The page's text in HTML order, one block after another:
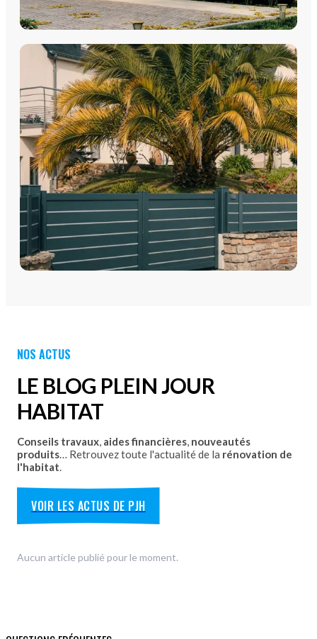
PORTES DE GARAGE
Portes de garage - Sectionnelles
Portes de garage - Battantes
Portes de garage - Latérales
Découvrez nos portes de garage sectionnelles, basculantes
et motorisées avec pose par les équipes Plein Jour Habitat.
DÉCOUVRIR
coulissants avec pose par les équipes Plein Jour Habitat.
DÉCOUVRIR
NOS ACTUS
LE BLOG PLEIN JOUR
HABITAT
Conseils travaux, aides financières, nouveautés
produits… Retrouvez toute l'actualité de la rénovation de
l'habitat.
VOIR LES ACTUS DE PJH
Aucun article publié pour le moment.